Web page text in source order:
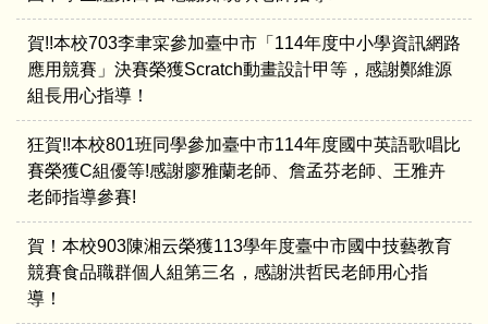
賀!!本校703李聿寀參加臺中市「114年度中小學資訊網路
應用競賽」決賽榮獲Scratch動畫設計甲等，感謝鄭維源
組長用心指導！
狂賀!!本校801班同學參加臺中市114年度國中英語歌唱比
賽榮獲C組優等!感謝廖雅蘭老師、詹孟芬老師、王雅卉
老師指導參賽!
賀！本校903陳湘云榮獲113學年度臺中市國中技藝教育
競賽食品職群個人組第三名，感謝洪哲民老師用心指
導！